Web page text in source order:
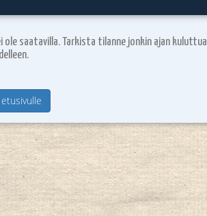
saatavilla. Tarkista tilanne jonkin ajan kuluttua
etusivulle